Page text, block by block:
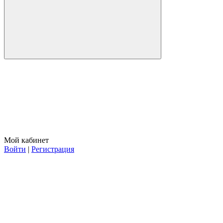
Мой кабинет
Войти | Регистрация